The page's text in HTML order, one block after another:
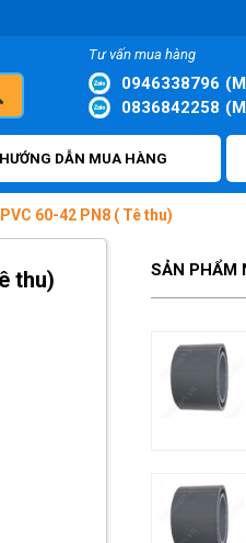
Tư vấn mua hàng
0946338796
0836842258
HƯỚNG DẪN MUA HÀNG
60-42 PN8 ( Tê thu)
thu) SẢN PHẨM